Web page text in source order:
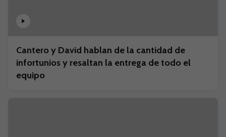
Cantero y David hablan de la cantidad de
infortunios y resaltan la entrega de todo el
equipo